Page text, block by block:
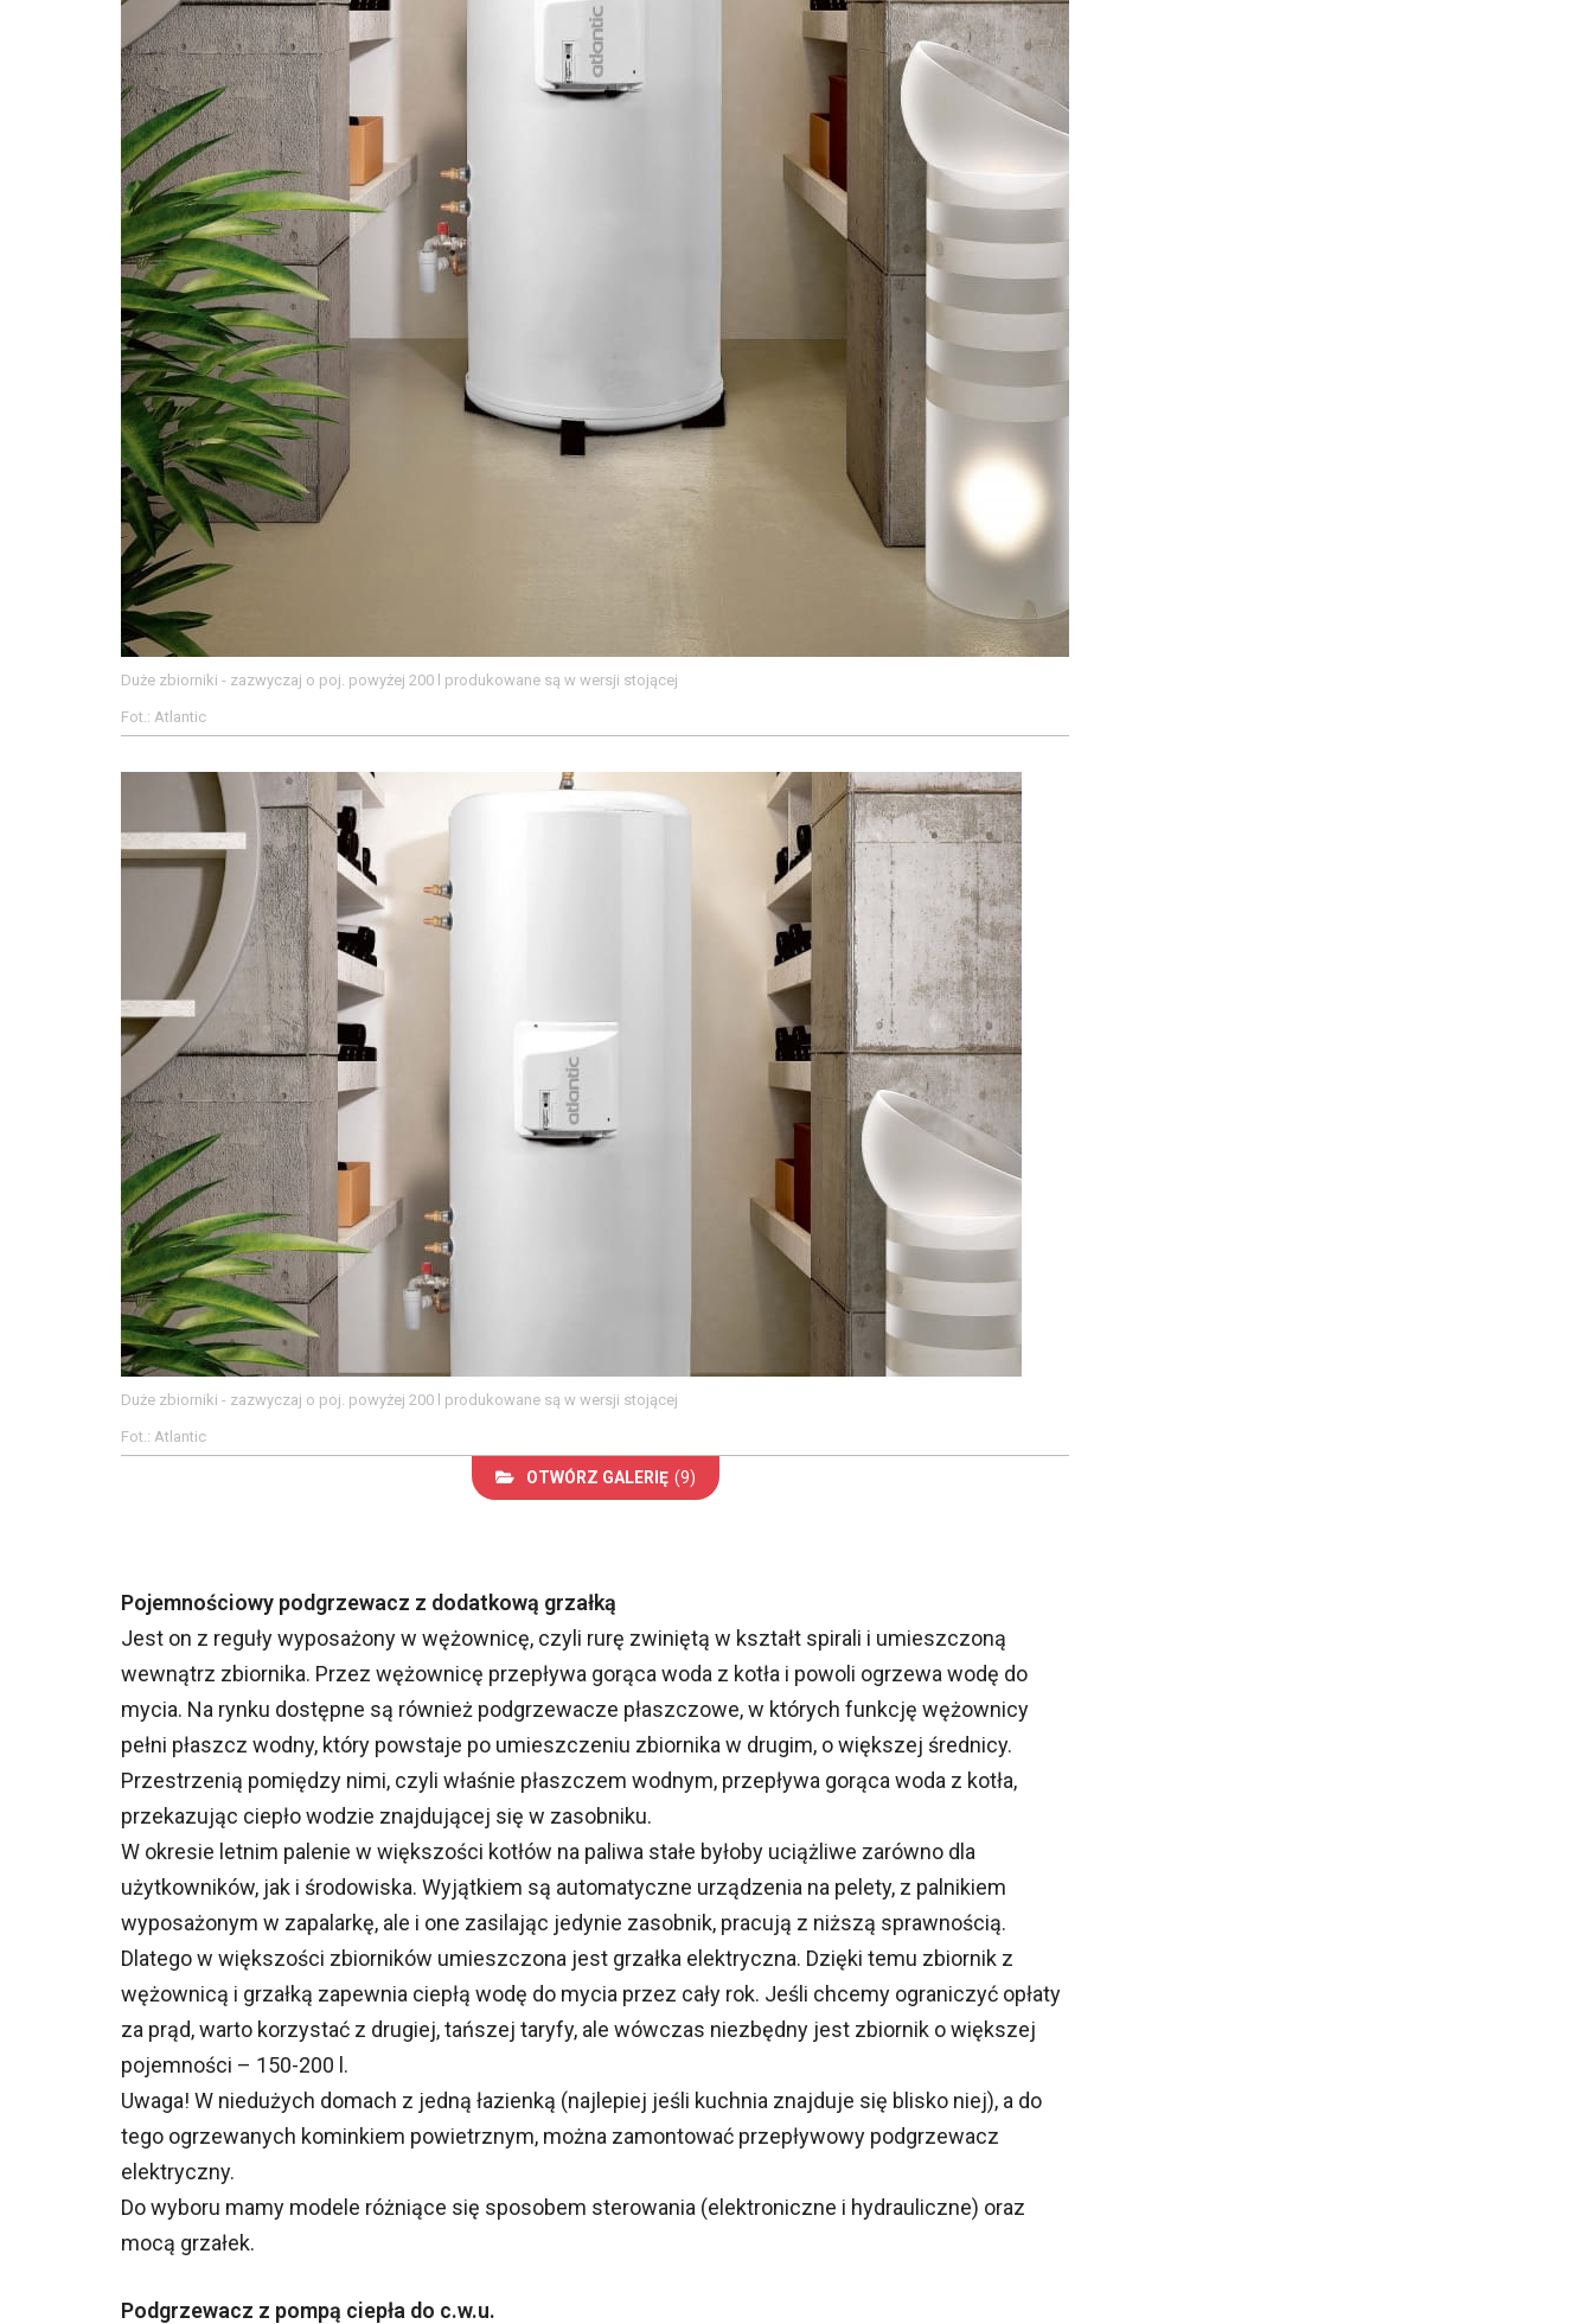
Duże zbiorniki - zazwyczaj o poj. powyżej 200 l produkowane są w wersji stojącej
Fot.: Atlantic
Duże zbiorniki - zazwyczaj o poj. powyżej 200 l produkowane są w wersji stojącej
Fot.: Atlantic
OTWÓRZ GALERIĘ (9)
Pojemnościowy podgrzewacz z dodatkową grzałką
Jest on z reguły wyposażony w wężownicę, czyli rurę zwiniętą w kształt spirali i umieszczoną
wewnątrz zbiornika. Przez wężownicę przepływa gorąca woda z kotła i powoli ogrzewa wodę do
mycia. Na rynku dostępne są również podgrzewacze płaszczowe, w których funkcję wężownicy
pełni płaszcz wodny, który powstaje po umieszczeniu zbiornika w drugim, o większej średnicy.
Przestrzenią pomiędzy nimi, czyli właśnie płaszczem wodnym, przepływa gorąca woda z kotła,
przekazując ciepło wodzie znajdującej się w zasobniku.
W okresie letnim palenie w większości kotłów na paliwa stałe byłoby uciążliwe zarówno dla
użytkowników, jak i środowiska. Wyjątkiem są automatyczne urządzenia na pelety, z palnikiem
wyposażonym w zapalarkę, ale i one zasilając jedynie zasobnik, pracują z niższą sprawnością.
Dlatego w większości zbiorników umieszczona jest grzałka elektryczna. Dzięki temu zbiornik z
wężownicą i grzałką zapewnia ciepłą wodę do mycia przez cały rok. Jeśli chcemy ograniczyć opłaty
za prąd, warto korzystać z drugiej, tańszej taryfy, ale wówczas niezbędny jest zbiornik o większej
pojemności – 150-200 l.
Uwaga! W niedużych domach z jedną łazienką (najlepiej jeśli kuchnia znajduje się blisko niej), a do
tego ogrzewanych kominkiem powietrznym, można zamontować przepływowy podgrzewacz
elektryczny.
Do wyboru mamy modele różniące się sposobem sterowania (elektroniczne i hydrauliczne) oraz
mocą grzałek.
Podgrzewacz z pompą ciepła do c.w.u.